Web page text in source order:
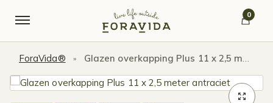
0
ForaVida® » Glazen overkapping Plus 11 x 2,5 meter antraciet